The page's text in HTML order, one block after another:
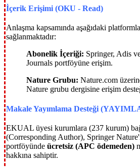
İçerik Erişimi (OKU - Read)
Anlaşma kapsamında aşağıdaki
sağlanmaktadır:
Abonelik İçeriği: Springer, Adis
Journals portföyüne erişim.
Nature Grubu: Nature.com
Nature grubu dergisine erişim
Makale Yayımlama Desteği
EKUAL üyesi kurumlara (237 kurum)
(Corresponding Author), Springer
portföyünde ücretsiz (APC ödemeden)
hakkına sahiptir.